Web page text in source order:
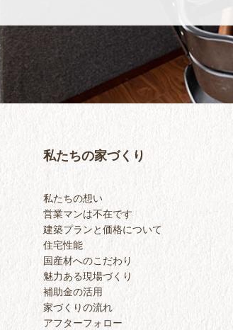
私たちの家づくり
私たちの想い
営業マンは不在です
建築プランと価格について
住宅性能
国産材へのこだわり
魅力ある現場づくり
補助金の活用
家づくりの流れ
アフターフォロー